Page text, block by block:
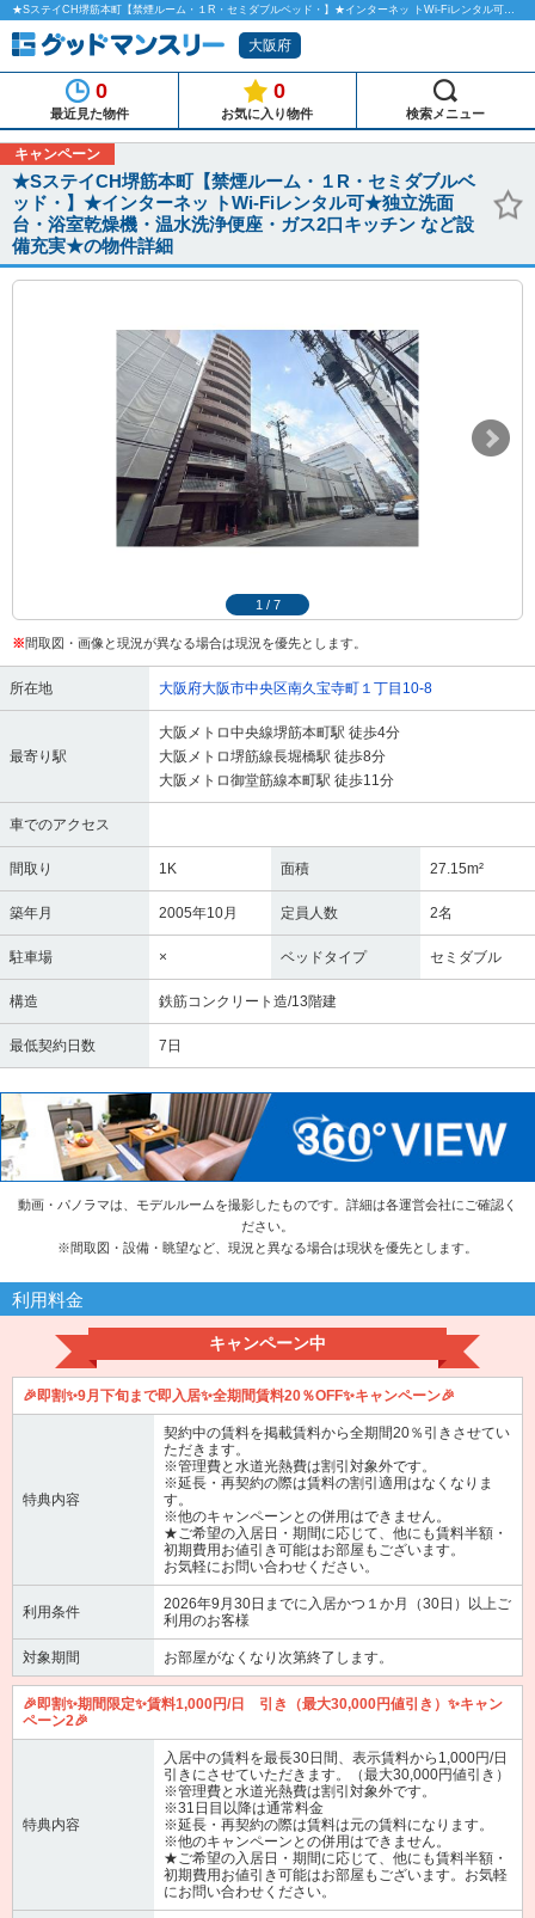
★SステイCH堺筋本町【禁煙ルーム・１R・セミダブルベッド・】★インターネッ トWi-Fiレンタル可★独立洗面台・浴室乾燥機・温水洗浄便座・ガス2口キッチン など設備充実★のマンスリーマンション物件詳細「グッドマンスリー」
大阪府
0
最近見た物件
0
お気に入り物件 検索メニュー
キャンペーン
★SステイCH堺筋本町【禁煙ルーム・１R・セミダブルベ
ッド・】★インターネッ トWi-Fiレンタル可★独立洗面
台・浴室乾燥機・温水洗浄便座・ガス2口キッチン など設
備充実★の物件詳細
1 / 7
※間取図・画像と現況が異なる場合は現況を優先とします。
所在地 大阪府大阪市中央区南久宝寺町１丁目10-8
最寄り駅
大阪メトロ中央線堺筋本町駅 徒歩4分
大阪メトロ堺筋線長堀橋駅 徒歩8分
大阪メトロ御堂筋線本町駅 徒歩11分
車でのアクセス
間取り 1K 面積 27.15m²
築年月 2005年10月 定員人数 2名
駐車場 × ベッドタイプ セミダブル
構造 鉄筋コンクリート造/13階建
最低契約日数 7日
動画・パノラマは、モデルルームを撮影したものです。詳細は各運営会社にご確認く
ださい。
※間取図・設備・眺望など、現況と異なる場合は現状を優先とします。
利用料金
キャンペーン中
🎉即割✨9月下旬まで即入居✨全期間賃料20％OFF✨キャンペーン🎉
特典内容
契約中の賃料を掲載賃料から全期間20％引きさせてい
ただきます。
※管理費と水道光熱費は割引対象外です。
※延長・再契約の際は賃料の割引適用はなくなりま
す。
※他のキャンペーンとの併用はできません。
★ご希望の入居日・期間に応じて、他にも賃料半額・
初期費用お値引き可能はお部屋もございます。
お気軽にお問い合わせください。
利用条件
2026年9月30日までに入居かつ１か月（30日）以上ご
利用のお客様
対象期間 お部屋がなくなり次第終了します。
🎉即割✨期間限定✨賃料1,000円/日 引き（最大30,000円値引き）✨キャン
ペーン2🎉
特典内容
入居中の賃料を最長30日間、表示賃料から1,000円/日
引きにさせていただきます。（最大30,000円値引き）
※管理費と水道光熱費は割引対象外です。
※31日目以降は通常料金
※延長・再契約の際は賃料は元の賃料になります。
※他のキャンペーンとの併用はできません。
★ご希望の入居日・期間に応じて、他にも賃料半額・
初期費用お値引き可能はお部屋もございます。お気軽
にお問い合わせください。